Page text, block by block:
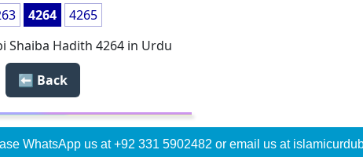
4264
4265
Shaiba Hadith 4264 in Urdu
Back ⬅️
WhatsApp us at +92 331 5902482 or email us at